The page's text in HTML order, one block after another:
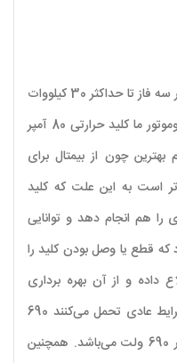
بهرحال برای راه اندازی الکتروموتور موتور سه فاز تا حداکثر 30 کیلووات
بهترین قطعه برای امنیت دادن به الکتروموتور ما کلید حرارتی 80 آمپر
بهترین چون از بیمتال برای
است به این علت که کلید
را هم انجام دهد و توانایی
قطع یا وصل بودن کلید را
داده و از آن بهره برداری
شود.ولتاژ نامی Ue که کنتاکت‌ها در شرایط عادی تحمل می‌کنند 690
ولت و ولتاژ عایق کنتاکت‌ها Ui نیز برابر 690 ولت می‌باشد. همچنین